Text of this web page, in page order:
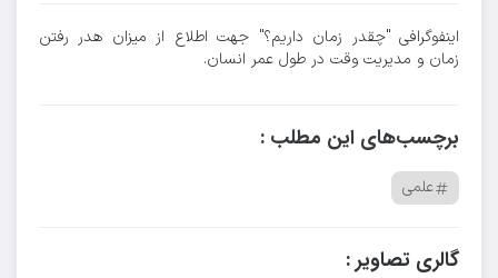
اینفوگرافی "چقدر زمان داریم؟" جهت اطلاع از میزان هدر رفتن
زمان و مدیریت وقت در طول عمر انسان.
برچسب‌های این مطلب :
علمی
گالری تصاویر :